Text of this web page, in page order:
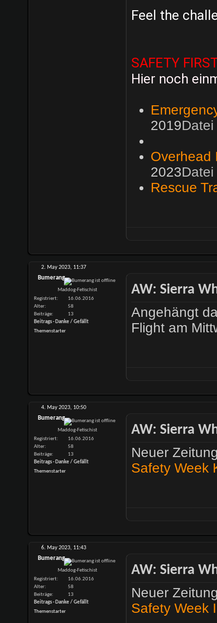
Feel the
SAFETY
Hier noch
2019Datei
Overhead
2023Datei
Rescue
2. May 2023, 11:37
Bumerang
Maddog-Fetischist
Registriert
16.06.2016
Alter
58
Beiträge
13
Beitrags - Danke / Gefällt
Themenstarter
AW: Sierra
Angehängt
Flight am
4. May 2023, 10:50
Bumerang
Maddog-Fetischist
Registriert
16.06.2016
Alter
58
Beiträge
13
Beitrags - Danke / Gefällt
Themenstarter
AW: Sierra
Neuer
Safety Week
6. May 2023, 11:43
Bumerang
Maddog-Fetischist
Registriert
16.06.2016
Alter
58
Beiträge
13
Beitrags - Danke / Gefällt
Themenstarter
AW: Sierra
Neuer
Safety Week